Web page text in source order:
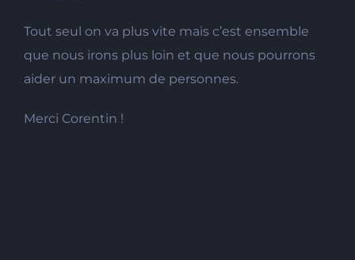
Tout seul on va plus vite mais c’est ensemble
que nous irons plus loin et que nous pourrons
aider un maximum de personnes.
Merci Corentin !